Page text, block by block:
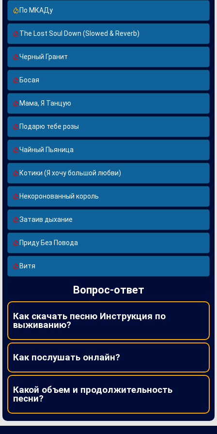
По МКАДу
The Lost Soul Down (Slowed & Reverb)
Черный Гранит
Босая
Мама, Я Танцую
Подарю тебе розы
Чайный Пьяница
Котики (Я хочу большой любви)
Некоронованный король
Затаив дыхание
Приду Без Повода
Витя
Вопрос-ответ
Как скачать песню Инструкция по
выживанию?
Как послушать онлайн?
Какой объем и продолжительность
песни?